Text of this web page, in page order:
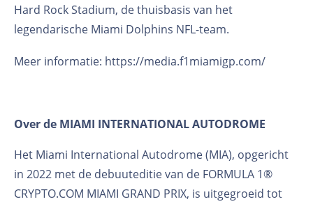
Hard Rock Stadium, de thuisbasis van het
legendarische Miami Dolphins NFL-team.
Meer informatie: https://media.f1miamigp.com/
Over de MIAMI INTERNATIONAL AUTODROME
Het Miami International Autodrome (MIA), opgericht
in 2022 met de debuuteditie van de FORMULA 1®
CRYPTO.COM MIAMI GRAND PRIX, is uitgegroeid tot